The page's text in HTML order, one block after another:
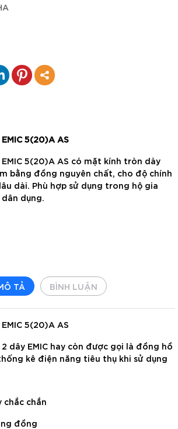
5(20)A AS
5(20)A AS có mặt kính tròn dày
bằng đồng nguyên chất, cho độ chính
dài. Phù hợp sử dụng trong hộ gia
dụng.
TẢ BÌNH LUẬN
5(20)A AS
dây EMIC hay còn được gọi là đồng hồ
kê điện năng tiêu thụ khi sử dụng
chắc chắn
đồng